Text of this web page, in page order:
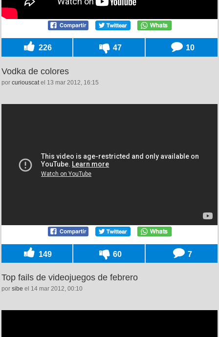
226 47 10
Vodka de colores
por curiouscat el 13 mar 2012, 16:15
149 60 7
Top fails de videojuegos de febrero
por sibe el 14 mar 2012, 00:10